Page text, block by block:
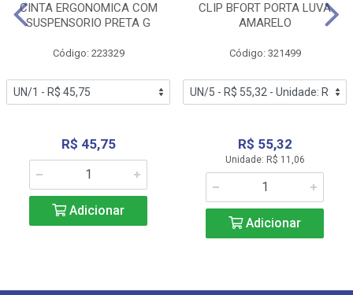
CINTA ERGONOMICA COM
SUSPENSORIO PRETA G
Código: 223329
R$ 45,75
Adicionar
CLIP BFORT PORTA LUVA
AMARELO
Código: 321499
R$ 55,32
Unidade: R$ 11,06
Adicionar